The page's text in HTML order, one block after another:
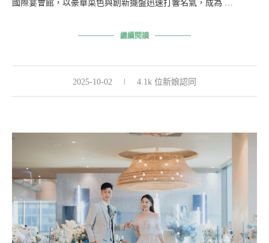
國際宴會館，以豪華菜色與創新擺盤迅速打響名氣，成為 …
繼續閱讀
2025-10-02 4.1k 位新娘認同